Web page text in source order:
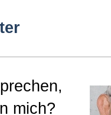
mich?